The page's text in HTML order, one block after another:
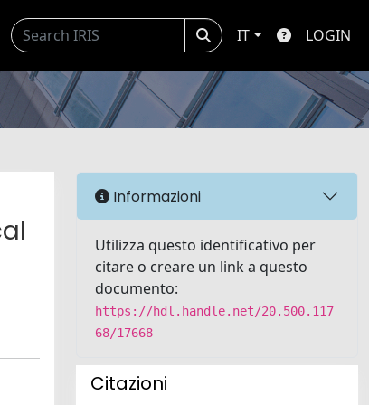
IT LOGIN
Informazioni
Utilizza questo identificativo per
citare o creare un link a questo
documento:
https://hdl.handle.net/20.500.117
68/17668
Citazioni